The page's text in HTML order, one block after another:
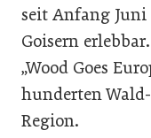
seit Anfang
Goisern
„Wood Goes
hunderten
Region.